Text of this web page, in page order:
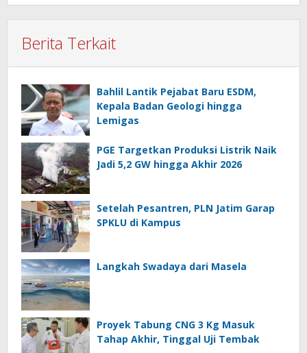
Berita Terkait
Bahlil Lantik Pejabat Baru ESDM,
Kepala Badan Geologi hingga
Lemigas
PGE Targetkan Produksi Listrik Naik
Jadi 5,2 GW hingga Akhir 2026
Setelah Pesantren, PLN Jatim Garap
SPKLU di Kampus
Langkah Swadaya dari Masela
Proyek Tabung CNG 3 Kg Masuk
Tahap Akhir, Tinggal Uji Tembak